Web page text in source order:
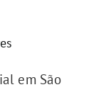
em São